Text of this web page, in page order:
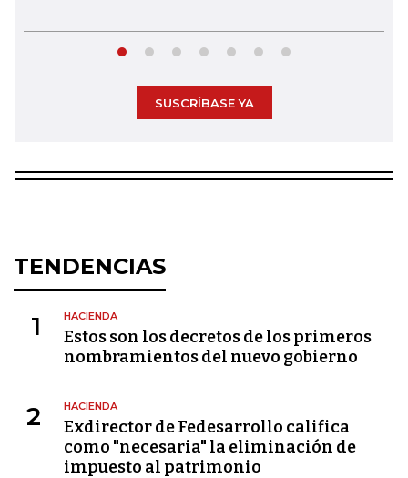
SUSCRÍBASE YA
TENDENCIAS
1 HACIENDA
Estos son los decretos de los primeros
nombramientos del nuevo gobierno
2 HACIENDA
Exdirector de Fedesarrollo califica
como "necesaria" la eliminación de
impuesto al patrimonio